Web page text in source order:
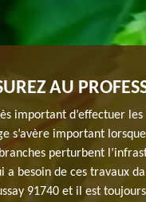
AU
important d’effectuer
s’avère important
perturbent
a besoin de ces travaux
91740 et il est